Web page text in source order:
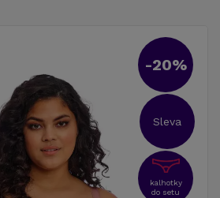
-20%
Sleva
kalhotky
do setu